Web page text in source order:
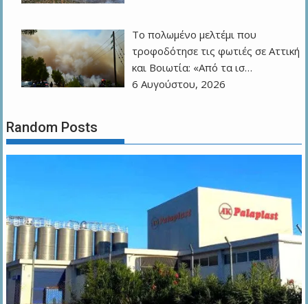
Το πολωμένο μελτέμι που
τροφοδότησε τις φωτιές σε Αττική
και Βοιωτία: «Από τα ισ…
6 Αυγούστου, 2026
Random Posts